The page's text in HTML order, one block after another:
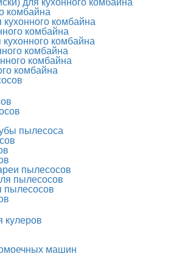
для кухонного комбайна
комбайна
комбайна
комбайна
комбайна
комбайна
комбайна
комбайна
пылесоса
пылесосов
пылесосов
пылесосов
кулеров
машин